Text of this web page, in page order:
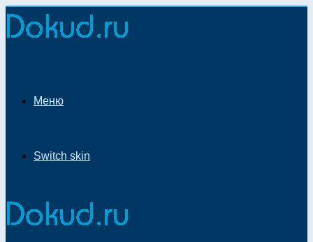
Меню
Switch skin